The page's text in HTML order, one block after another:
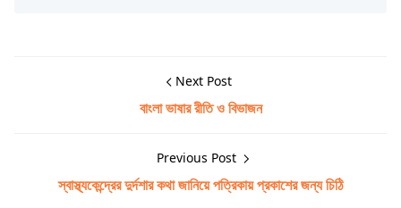
Next Post
বাংলা ভাষার রীতি ও বিভাজন
Previous Post
স্বাস্থ্যকেন্দ্রের দুর্দশার কথা জানিয়ে পত্রিকায় প্রকাশের জন্য চিঠি